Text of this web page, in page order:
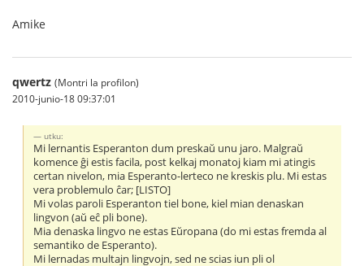
Amike
qwertz (Montri la profilon)
2010-junio-18 09:37:01
utku:
Mi lernantis Esperanton dum preskaŭ unu jaro. Malgraŭ
komence ĝi estis facila, post kelkaj monatoj kiam mi atingis
certan nivelon, mia Esperanto-lerteco ne kreskis plu. Mi estas
vera problemulo ĉar; [LISTO]
Mi volas paroli Esperanton tiel bone, kiel mian denaskan
lingvon (aŭ eĉ pli bone).
Mia denaska lingvo ne estas Eŭropana (do mi estas fremda al
semantiko de Esperanto).
Mi lernadas multajn lingvojn, sed ne scias iun pli ol